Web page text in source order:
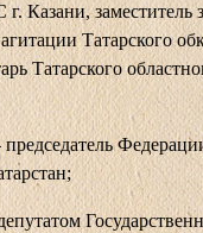
Казани, заместитель
Татарского
Татарского